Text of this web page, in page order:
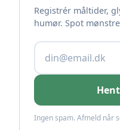
Registrér måltider,
humør. Spot
Ingen spam. Afmeld når